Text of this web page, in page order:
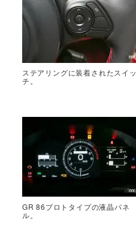
ステアリングに装着されたスイッ
チ。
GR 86プロトタイプの液晶パネ
ル。